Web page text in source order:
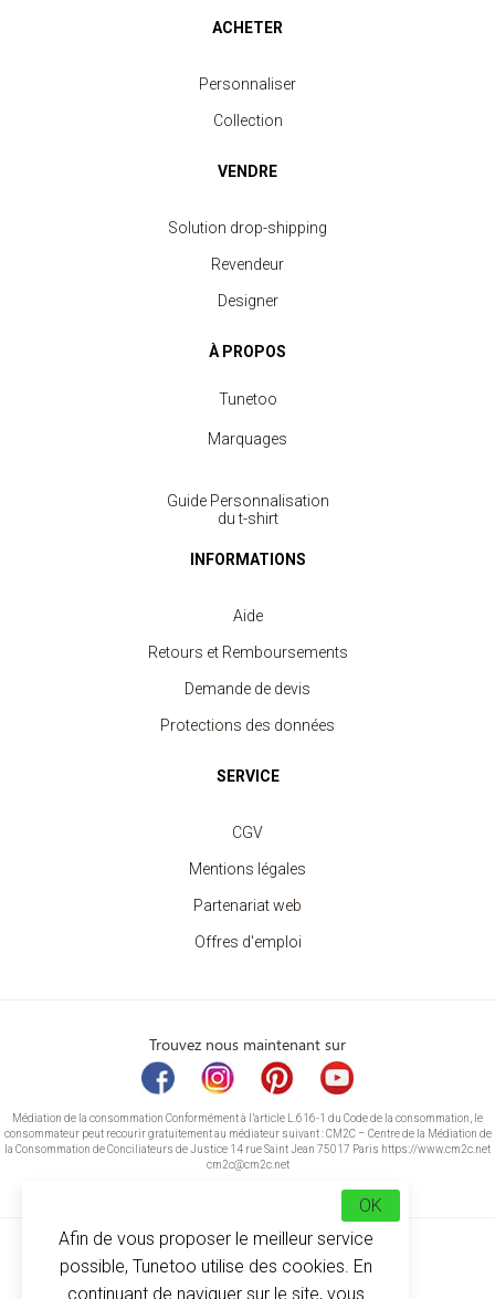
ACHETER
Personnaliser
Collection
VENDRE
Solution drop-shipping
Revendeur
Designer
À PROPOS
Tunetoo
Marquages
Guide Personnalisation
du t-shirt
INFORMATIONS
Aide
Retours et Remboursements
Demande de devis
Protections des données
SERVICE
CGV
Mentions légales
Partenariat web
Offres d'emploi
Trouvez nous maintenant sur
Médiation de la consommation Conformément à l’article L.616-1 du Code de la consommation, le
consommateur peut recourir gratuitement au médiateur suivant : CM2C – Centre de la Médiation de
la Consommation de Conciliateurs de Justice 14 rue Saint Jean 75017 Paris https://www.cm2c.net
cm2c@cm2c.net
Afin de vous proposer le meilleur service
possible, Tunetoo utilise des cookies. En
continuant de naviguer sur le site, vous
OK